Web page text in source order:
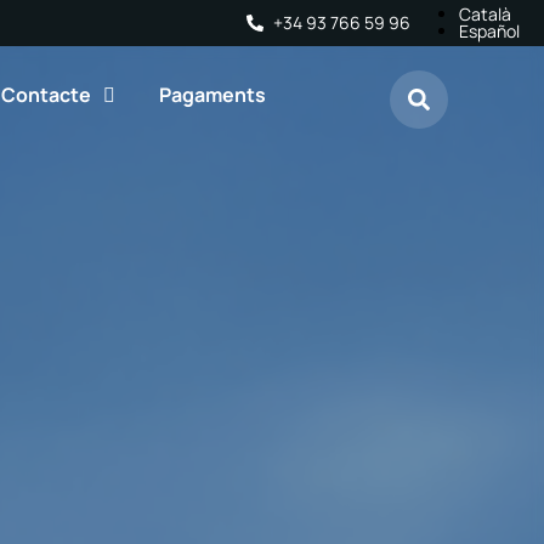
+34 93 766 59 96 Català
Español
Contacte Pagaments